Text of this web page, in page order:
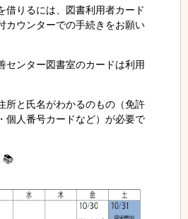
借りるには、図書利用者カード
カウンターでの手続きをお願い
センター図書室のカードは利用
所と氏名がわかるのもの（免許
個人番号カードなど）が必要で
📚